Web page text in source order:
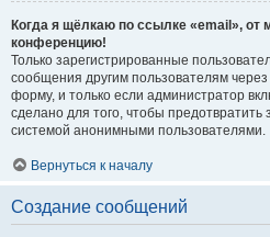
Когда я щёлкаю по ссылке «email», от
конференцию!
Только зарегистрированные
сообщения другим пользователям
форму, и только если администратор
сделано для того, чтобы предотвратить
системой анонимными пользователями.
Вернуться к началу
Создание сообщений